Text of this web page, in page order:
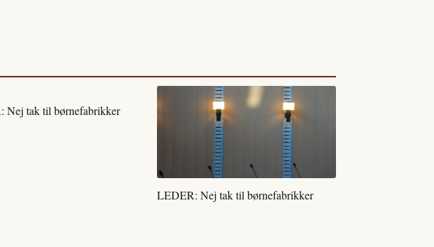
Nej tak til børnefabrikker
LEDER: Nej tak til børnefabrikker